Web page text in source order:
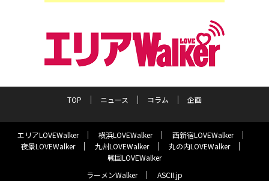
TOP ニュース コラム 企画
エリアLOVEWalker 横浜LOVEWalker
西新宿LOVEWalker
夜景LOVEWalker
九州LOVEWalker
丸の内LOVEWalker
戦国LOVEWalker
ラーメンWalker
ASCII.jp